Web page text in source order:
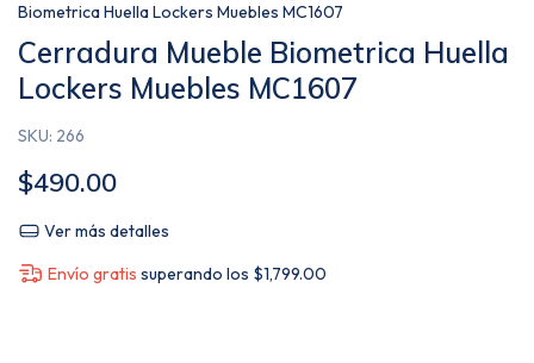
Biometrica Huella Lockers Muebles MC1607
Cerradura Mueble Biometrica Huella
Lockers Muebles MC1607
SKU: 266
$490.00
Ver más detalles
Envío gratis superando los $1,799.00